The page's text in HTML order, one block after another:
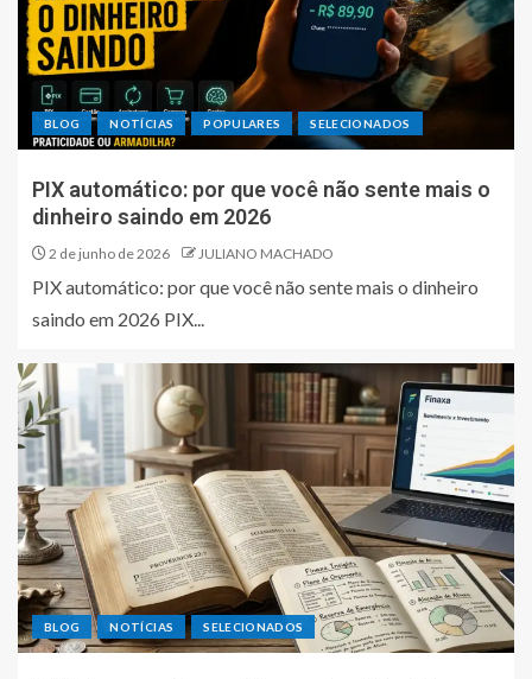
BLOG NOTÍCIAS POPULARES SELECIONADOS
PIX automático: por que você não sente mais o
dinheiro saindo em 2026
2 de junho de 2026 JULIANO MACHADO
PIX automático: por que você não sente mais o dinheiro
saindo em 2026 PIX...
BLOG NOTÍCIAS SELECIONADOS